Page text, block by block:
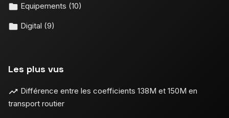
Equipements (10)
Digital (9)
Les plus vus
Différence entre les coefficients 138M et 150M en
transport routier